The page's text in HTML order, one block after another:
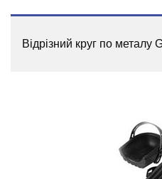
Відрізний круг по